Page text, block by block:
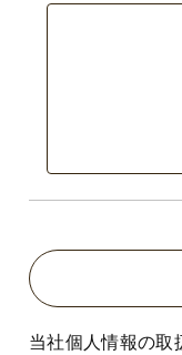
当社個人情報の取